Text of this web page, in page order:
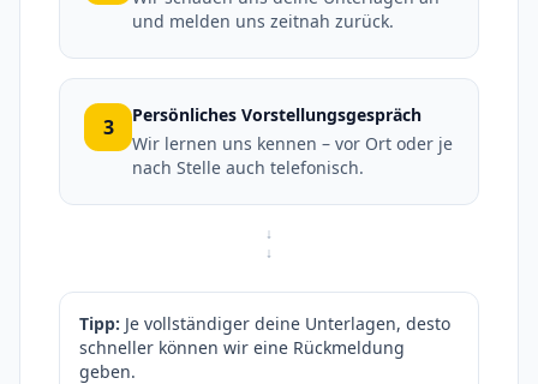
und melden uns zeitnah zurück.
3
Persönliches Vorstellungsgespräch
Wir lernen uns kennen – vor Ort oder je
nach Stelle auch telefonisch.
↓
↓
Tipp: Je vollständiger deine Unterlagen, desto
schneller können wir eine Rückmeldung
geben.